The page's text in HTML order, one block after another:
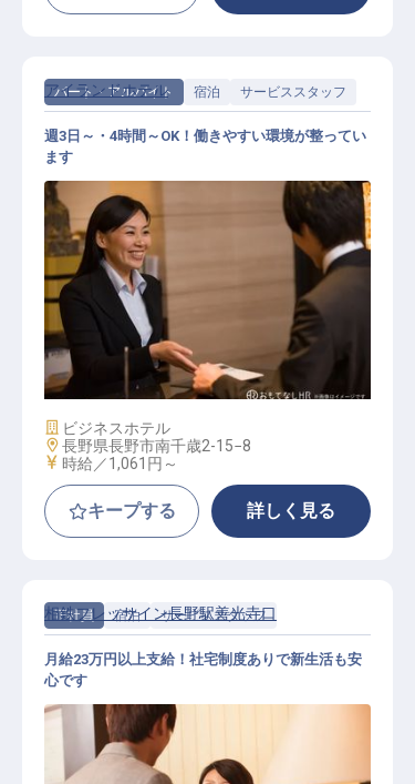
パート・アルバイト 宿泊 サービススタッフ
サービススタッフ / パート・アルバ
イト
アイランドホテル
週3日～・4時間～OK！働きやすい環境が整ってい
ます
施設業態
ビジネスホテル
勤務地
長野県長野市南千歳2-15−8
給与
時給／1,061円～
キープする 詳しく見る
正社員 宿泊 サービススタッフ
相鉄フレッサイン長野駅善光寺口
月給23万円以上支給！社宅制度ありで新生活も安
心です